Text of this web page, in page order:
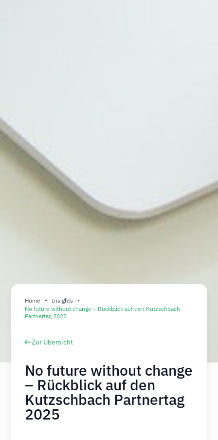
Home
Insights
No future without change – Rückblick auf den Kutzschbach
Partnertag 2025
Zur Übersicht
No future without change
– Rückblick auf den
Kutzschbach Partnertag
2025